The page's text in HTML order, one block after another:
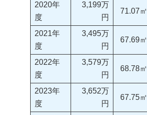
2020年
度
3,199万
円
71.07㎡
2021年
度
3,495万
円
67.69㎡
2022年
度
3,579万
円
68.78㎡
2023年
度
3,652万
円
67.75㎡